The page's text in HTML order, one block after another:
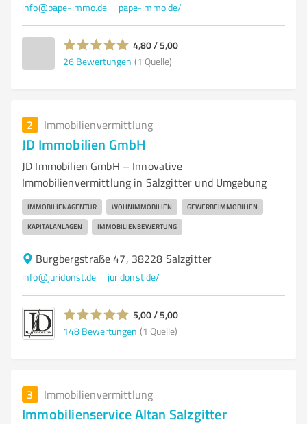
info@pape-immo.de pape-immo.de/
4,80 / 5,00
26 Bewertungen (1 Quelle)
2 Immobilienvermittlung
JD Immobilien GmbH
JD Immobilien GmbH – Innovative
Immobilienvermittlung in Salzgitter und Umgebung
IMMOBILIENAGENTUR WOHNIMMOBILIEN GEWERBEIMMOBILIEN
KAPITALANLAGEN IMMOBILIENBEWERTUNG
Burgbergstraße 47, 38228 Salzgitter
info@juridonst.de juridonst.de/
5,00 / 5,00
148 Bewertungen (1 Quelle)
3 Immobilienvermittlung
Immobilienservice Altan Salzgitter